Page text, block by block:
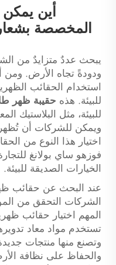
أين يمكن
المخصصة
يبحث عددٌ متزايدٌ من
ودودةً تجاه الأرض.
استخدام الحقائب
للبيئة. هذه حقيبة ظهر
للبيئة، مثل البلاستيك
ويمكن للشركات أن
اختيار هذا النوع من
فوزهو ساي بولانغ
الخيارات الصديقة للبيئة.
عند البحث عن حقائب
الشركات التحقق من
المهم اختيار حقائب
تستخدم مواد معاد
وتصنع منها منتجات
والحفاظ على نظافة